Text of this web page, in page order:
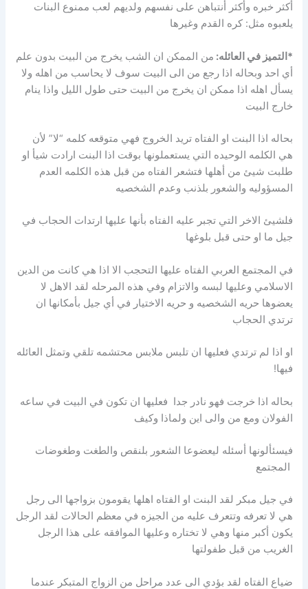
أكثر خبره وأكثر أنتباهن على نفسهم ولديهم لعب ممنوع البنات
يلعبوه مثل: كره القدم وغيرها
* التميز في العائله: من الممكن ان الشب يخرج من البيت بدون علم
أي احد وبحاله اذا رجع من الى البيت سوف لا يحاسب من اهله ولا
يسأل اهله اذا ممكن ان يخرج من البيت حتى طول الليل واذا ينام
خارج البيت
بحاله اذا البنت او الفتاه تريد الخروج فهي متوقعه كلمه “لا” لأن
هي الكلمه الوحيده التي يستعملونها بوقت اذا البنت ارادت شيأ او
طلبت شيئ من أهلها فتشعر الفتاه من قبل هذه الكلمه العدم
المسؤوليه والشعور بلذنب وعدم الشخصيه
فلشيئ الاخر التي تجبر عليه الفتاه بأنها عليها ارتدات الحجاب في
جيل ما او حتى قبل بلوغها
في المجتمع العربي الفتاه عليها التحجب الا اذا هي كانت من الدين
الاسلامي وعليها لبسه والاتزام وفي هذه المرحله لقد الاهل لا
يعضوها حريه الشخصيه و حريه الاختيار في أي جيل بأمكانها ان
ترتدي الحجاب
او اذا لم ترتدي فعليها ان تلبس ملابس محتشمه تلقي وتمثل العائله
فيها!
بحاله اذا خرجت فهو نادر جدا فعليها ان تكون في البيت في ساعه
الفولان ومع من والى اين ولماذا وكيف
فيسئألونها أسئله ليعضوعا الشعور بلنقص والطغت وطغوضات
المجتمع
في جيل مبكر لقد البنت او الفتاه اهلها يقومون بزواجها الى رجل
هي لا تعرفه وتتعرف عليه من الجيزه في معظم الحالات لقد الرجل
يكون أكبر منها وهي لا تختاره وعليها الموافقه على هذا الرجل
الغريب من قبل طفولتها
ضياع الفتاه لقد بؤدي الى عدد مراحل من الزواج المتبكر عندما